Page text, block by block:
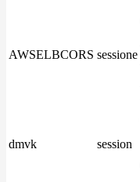
AWSELBCORS sessione
dmvk session